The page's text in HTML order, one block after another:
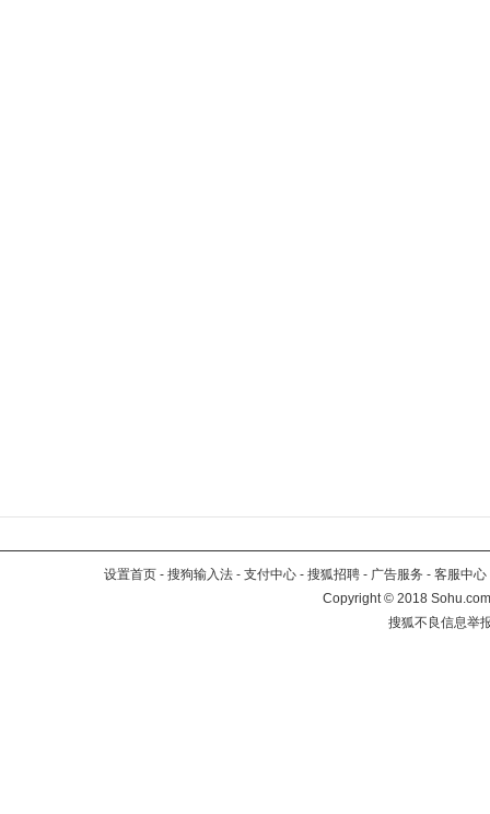
设置首页 - 搜狗输入法 - 支付中心 - 搜狐招聘 - 广告服务 - 客服中心
Copyright©2018
搜狐不良信息举